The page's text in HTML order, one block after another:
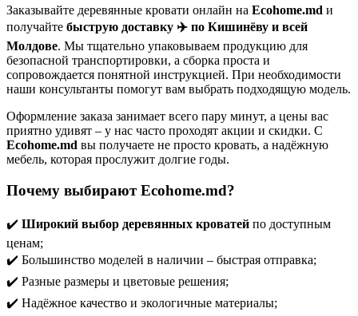
Заказывайте деревянные кровати онлайн на Ecohome.md и
получайте быструю доставку ✈️ по Кишинёву и всей
Молдове. Мы тщательно упаковываем продукцию для
безопасной транспортировки, а сборка проста и
сопровождается понятной инструкцией. При необходимости
наши консультанты помогут вам выбрать подходящую модель.
Оформление заказа занимает всего пару минут, а цены вас
приятно удивят – у нас часто проходят акции и скидки. С
Ecohome.md вы получаете не просто кровать, а надёжную
мебель, которая прослужит долгие годы.
Почему выбирают Ecohome.md?
✔️ Широкий выбор деревянных кроватей по доступным
ценам;
✔️ Большинство моделей в наличии – быстрая отправка;
✔️ Разные размеры и цветовые решения;
✔️ Надёжное качество и экологичные материалы;